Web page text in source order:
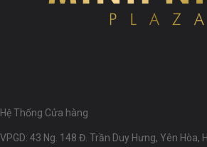
Hệ Thống Cửa hàng
VPGD: 43 Ng. 148 Đ. Trần Duy Hưng, Yên Hòa,